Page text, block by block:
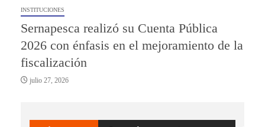
INSTITUCIONES
Sernapesca realizó su Cuenta Pública
2026 con énfasis en el mejoramiento de la
fiscalización
julio 27, 2026